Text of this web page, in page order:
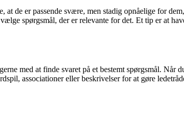
de er passende svære, men stadig opnåelige for
spørgsmål, der er relevante for det. Et tip er at
med at finde svaret på et bestemt spørgsmål.
associationer eller beskrivelser for at gøre